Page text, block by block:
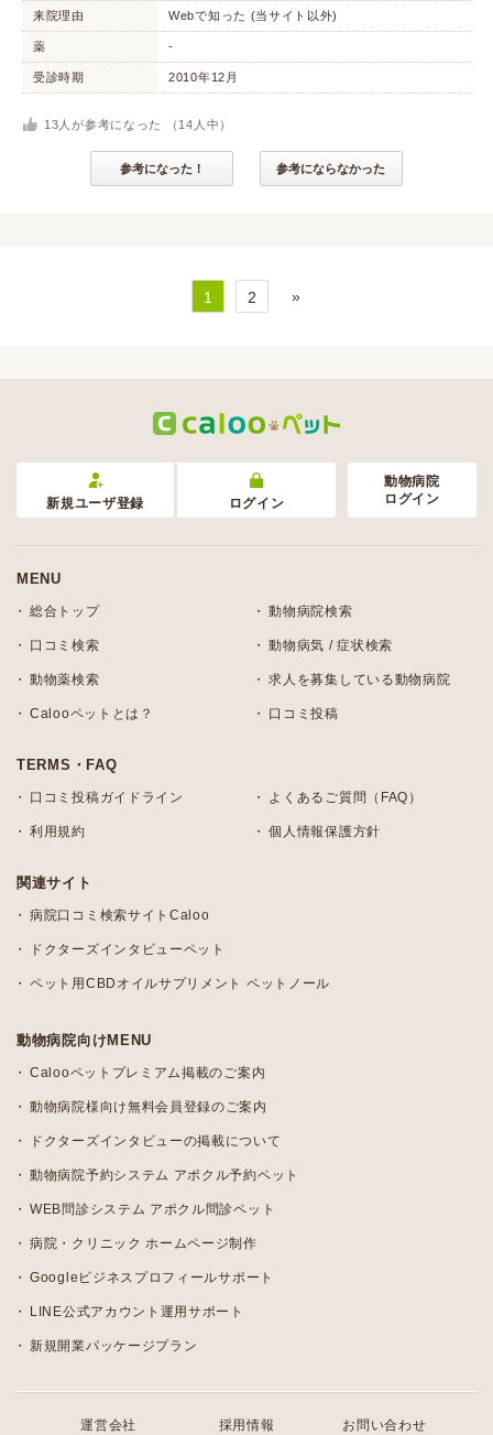
来院理由 Webで知った (当サイト以外)
薬 -
受診時期 2010年12月
13 人が参考になった （ 14 人中）
参考になった！ 参考にならなかった
1 2 »
新規ユーザ登録 ログイン
動物病院
ログイン
MENU
総合トップ 動物病院検索
口コミ検索 動物病気 / 症状検索
動物薬検索 求人を募集している動物病院
Calooペットとは？ 口コミ投稿
TERMS・FAQ
口コミ投稿ガイドライン よくあるご質問（FAQ）
利用規約 個人情報保護方針
関連サイト
病院口コミ検索サイトCaloo
ドクターズインタビューペット
ペット用CBDオイルサプリメント ペットノール
動物病院向けMENU
Calooペットプレミアム掲載のご案内
動物病院様向け無料会員登録のご案内
ドクターズインタビューの掲載について
動物病院予約システム アポクル予約ペット
WEB問診システム アポクル問診ペット
病院・クリニック ホームページ制作
Googleビジネスプロフィールサポート
LINE公式アカウント運用サポート
新規開業パッケージプラン
運営会社 採用情報 お問い合わせ